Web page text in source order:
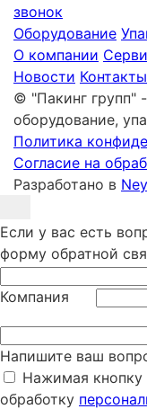
звонок
Оборудование
О компании
Новости Контакты
© "Пакинг групп"
оборудование,
Политика
Согласие на
Разработано в
Если у вас есть
форму обратной
Компания
Напишите ваш
Нажимая кнопку
обработку